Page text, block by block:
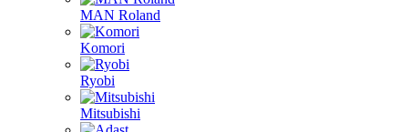
MAN Roland
Komori
Ryobi
Mitsubishi